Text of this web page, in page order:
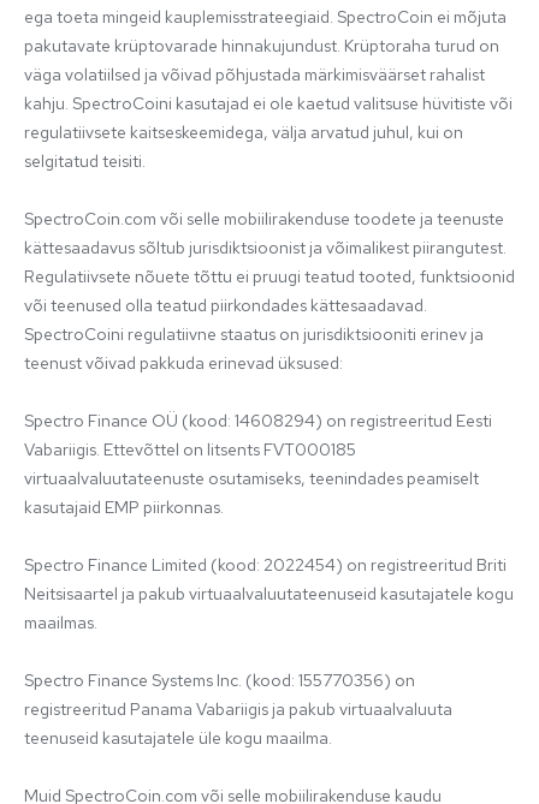
ega toeta mingeid kauplemisstrateegiaid. SpectroCoin ei mõjuta
pakutavate krüptovarade hinnakujundust. Krüptoraha turud on
väga volatiilsed ja võivad põhjustada märkimisväärset rahalist
kahju. SpectroCoini kasutajad ei ole kaetud valitsuse hüvitiste või
regulatiivsete kaitseskeemidega, välja arvatud juhul, kui on
selgitatud teisiti.
SpectroCoin.com või selle mobiilirakenduse toodete ja teenuste
kättesaadavus sõltub jurisdiktsioonist ja võimalikest piirangutest.
Regulatiivsete nõuete tõttu ei pruugi teatud tooted, funktsioonid
või teenused olla teatud piirkondades kättesaadavad.
SpectroCoini regulatiivne staatus on jurisdiktsiooniti erinev ja
teenust võivad pakkuda erinevad üksused:
Spectro Finance OÜ (kood: 14608294) on registreeritud Eesti
Vabariigis. Ettevõttel on litsents FVT000185
virtuaalvaluutateenuste osutamiseks, teenindades peamiselt
kasutajaid EMP piirkonnas.
Spectro Finance Limited (kood: 2022454) on registreeritud Briti
Neitsisaartel ja pakub virtuaalvaluutateenuseid kasutajatele kogu
maailmas.
Spectro Finance Systems Inc. (kood: 155770356) on
registreeritud Panama Vabariigis ja pakub virtuaalvaluuta
teenuseid kasutajatele üle kogu maailma.
Muid SpectroCoin.com või selle mobiilirakenduse kaudu